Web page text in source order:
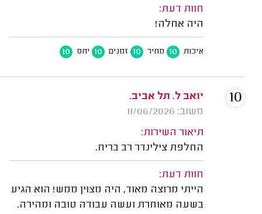
חוות דעת:
היה אחלה!
איכות 10 מחיר 10 זמנים 10 יחס 10
יואב ל. תל אביב.
משוב: 11/06/2026
תיאור השירות:
החלפת צילינדר רב בריח.
חוות דעת:
הייתי מרוצה מאוד, היה מצוין ממש! הוא הגיע
בשעה מאוחרת ועשה עבודה טובה ומהירה.
10